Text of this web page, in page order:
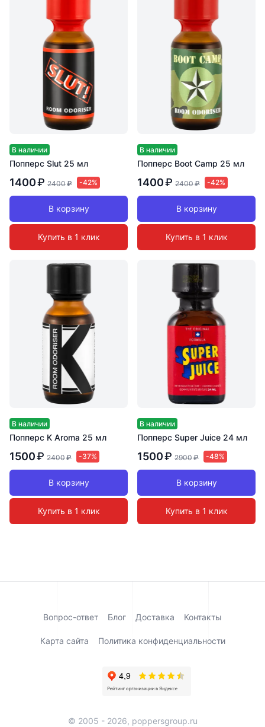
В наличии
Попперс Slut 25 мл
1400₽ 2400₽ -42%
В корзину
Купить в 1 клик
В наличии
Попперс Boot Camp 25 мл
1400₽ 2400₽ -42%
В корзину
Купить в 1 клик
В наличии
Попперс K Aroma 25 мл
1500₽ 2400₽ -37%
В корзину
Купить в 1 клик
В наличии
Попперс Super Juice 24 мл
1500₽ 2900₽ -48%
В корзину
Купить в 1 клик
Вопрос-ответ Блог Доставка Контакты
Карта сайта Политика конфиденциальности
© 2005 - 2026, poppersgroup.ru